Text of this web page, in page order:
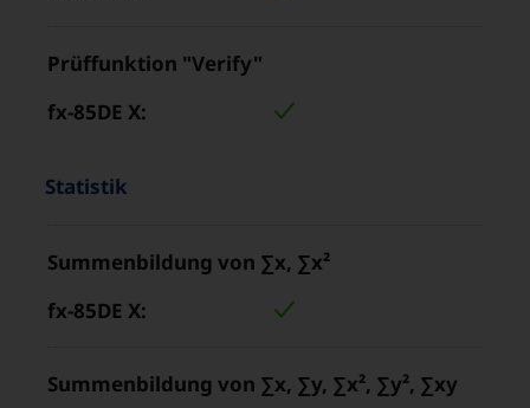
Prüffunktion "Verify"
Eigenschaften
im
Bereich
Statistik
Wert
für
X“
Summenbildung von ∑x, ∑x²
Summenbildung von ∑x, ∑y, ∑x², ∑y², ∑xy